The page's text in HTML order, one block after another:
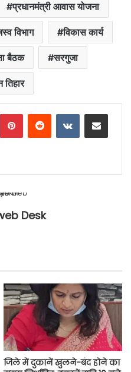
प्रधानमंत्री आवास योजना
विभाग विकास कार्य
बैठक सरगुजा
PinterestReddit VKontakteShare via Email
Desk
जिले में दुकानें खुलने-बंद होने का